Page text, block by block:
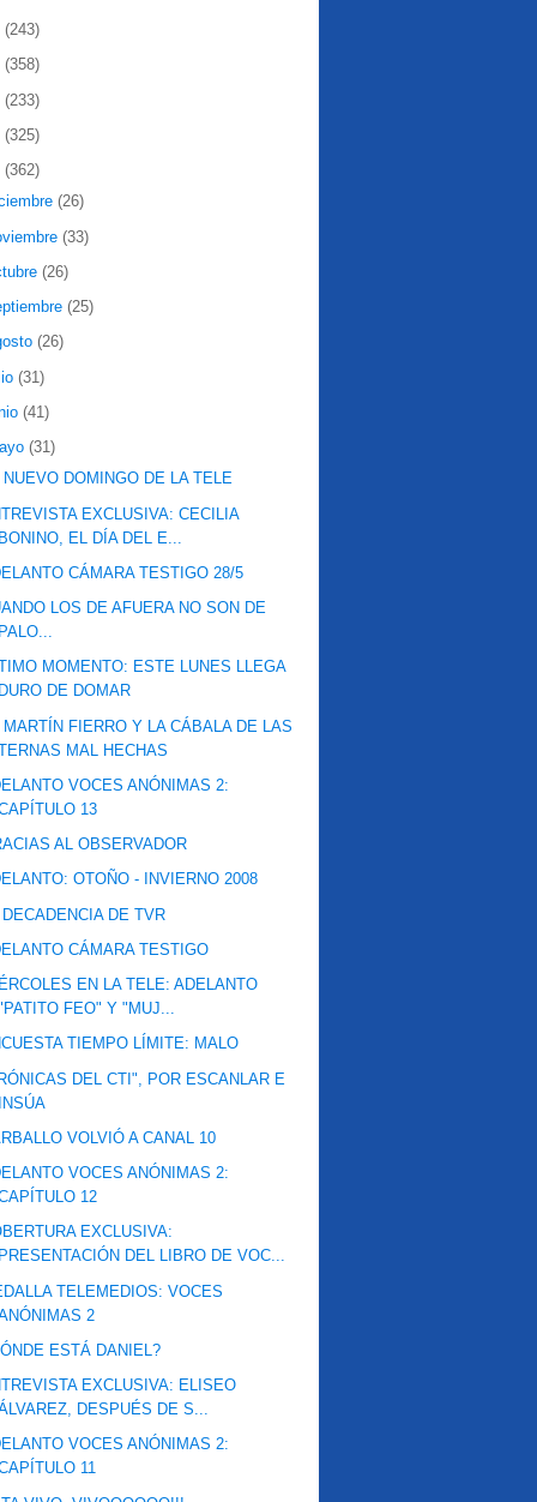
(243)
(358)
(233)
(325)
(362)
(26)
(33)
(26)
(25)
(26)
(31)
(41)
(31)
NUEVO DOMINGO DE LA TELE
EXCLUSIVA: CECILIA
EL DÍA DEL E...
CÁMARA TESTIGO 28/5
LOS DE AFUERA NO SON DE
MOMENTO: ESTE LUNES LLEGA
DE DOMAR
MARTÍN FIERRO Y LA CÁBALA DE LAS
MAL HECHAS
VOCES ANÓNIMAS 2:
13
AL OBSERVADOR
OTOÑO - INVIERNO 2008
DECADENCIA DE TVR
CÁMARA TESTIGO
EN LA TELE: ADELANTO
FEO" Y "MUJ...
TIEMPO LÍMITE: MALO
DEL CTI", POR ESCANLAR E
VOLVIÓ A CANAL 10
VOCES ANÓNIMAS 2:
12
EXCLUSIVA:
DEL LIBRO DE VOC...
TELEMEDIOS: VOCES
2
ESTÁ DANIEL?
EXCLUSIVA: ELISEO
DESPUÉS DE S...
VOCES ANÓNIMAS 2:
11